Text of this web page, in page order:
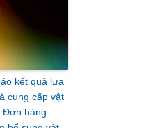
kết quả lựa
cung cấp vật
Đơn hàng: